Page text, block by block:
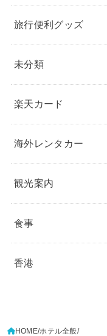
旅行便利グッズ
未分類
楽天カード
海外レンタカー
観光案内
食事
香港
HOME ホテル全般